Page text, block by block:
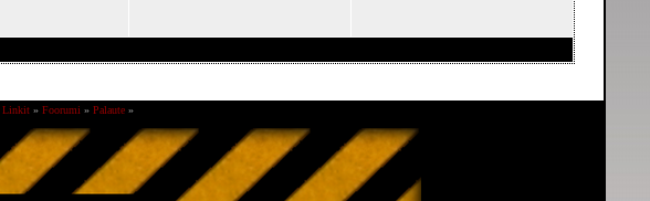
Linkit» Foorumi » Palaute»